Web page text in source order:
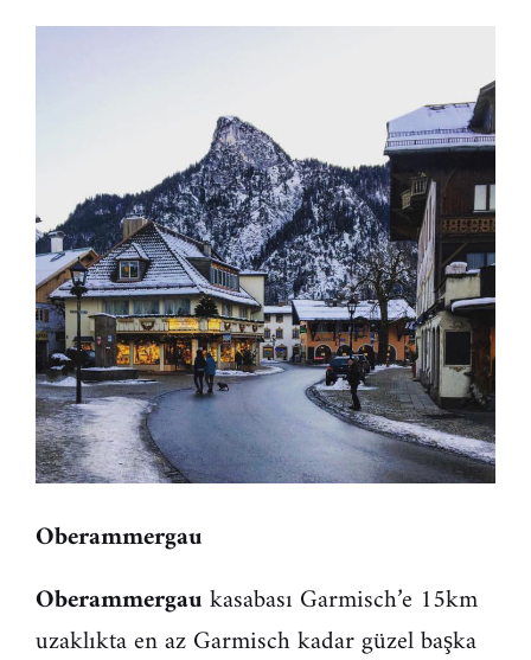
Oberammergau
Oberammergaukasabası Garmisch’e 15km
uzaklıkta en az Garmisch kadar güzel başka